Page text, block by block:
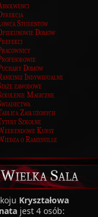
Studentów
Domów
Domów
Indywidualne
zawodowe
Magiczne
Zasłużonych
Szkolne
Kursy
o Ramesville
Wielka Sala
Kryształowa
jest 4 osób: